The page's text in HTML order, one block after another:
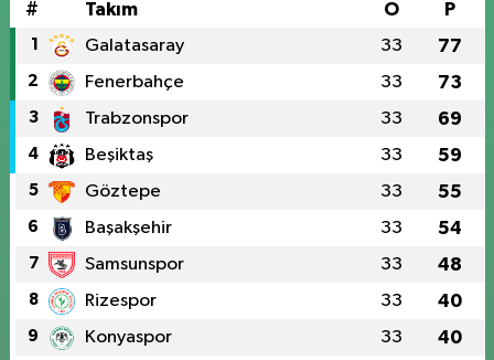
# Takım O P
1 Galatasaray 33 77
2 Fenerbahçe 33 73
3 Trabzonspor 33 69
4 Beşiktaş 33 59
5 Göztepe 33 55
6 Başakşehir 33 54
7 Samsunspor 33 48
8 Rizespor 33 40
9 Konyaspor 33 40